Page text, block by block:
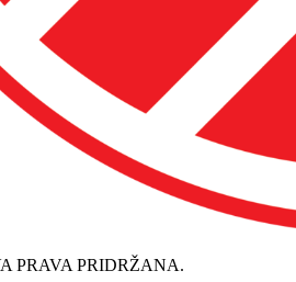
PRAVA PRIDRŽANA.